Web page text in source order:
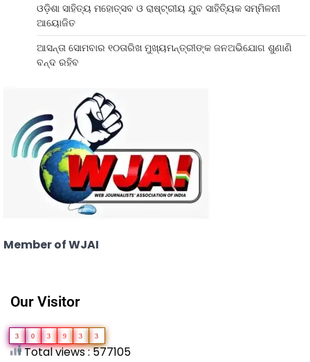
ଓଡ଼ିଶା ସାହିତ୍ୟ ମହୋତ୍ସବ ଓ ରାଷ୍ଟ୍ରୀୟ ଯୁବ ସାହିତ୍ୟିକ ସମ୍ମିଳନୀ
ଆୟୋଜିତ
ଆସନ୍ତା ସୋମବାର ୧୦ତାରିଖ ମୁଖ୍ୟମନ୍ତ୍ରୀଙ୍କ ଜନଅଭିଯୋଗ ଶୁଣାଣି
ବନ୍ଦ ରହିବ
Member of WJAI
Our Visitor
3 0 3 9 3 3
Total views : 577105